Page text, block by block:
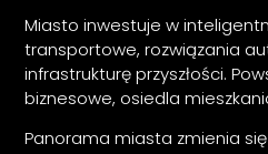
Miasto inwestuje w
transportowe, rozwiązania
infrastrukturę przyszłości.
biznesowe, osiedla
Panorama miasta zmienia